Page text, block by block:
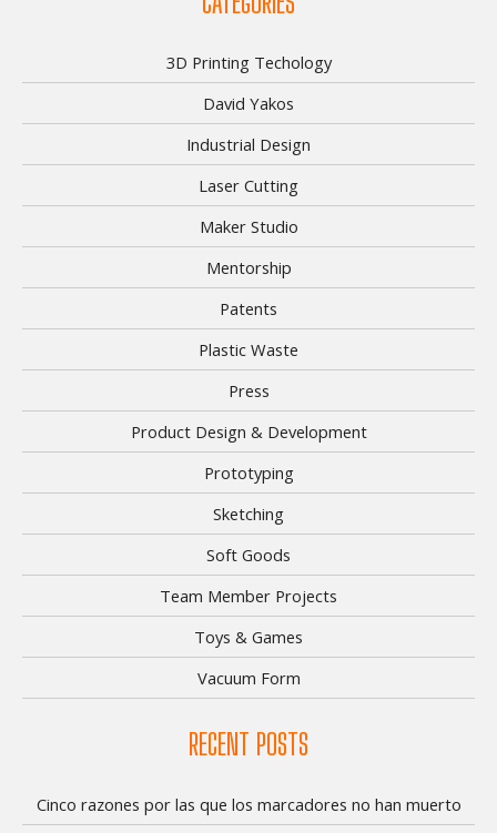
3D Printing Techology
David Yakos
Industrial Design
Laser Cutting
Maker Studio
Mentorship
Patents
Plastic Waste
Press
Product Design & Development
Prototyping
Sketching
Soft Goods
Team Member Projects
Toys & Games
Vacuum Form
RECENT POSTS
Cinco razones por las que los marcadores no han muerto